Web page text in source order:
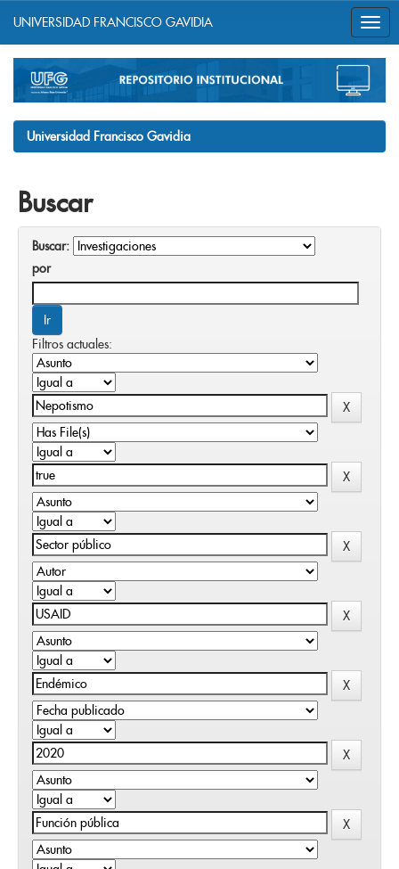
navigation
UNIVERSIDAD FRANCISCO GAVIDIA
Universidad Francisco Gavidia
Buscar
Buscar:
por
Filtros actuales: